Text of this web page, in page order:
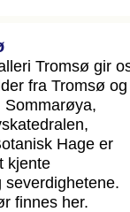
Tromsø gir
fra Tromsø og
Sommarøya,
Hage er
kjente
severdighetene.
finnes her.